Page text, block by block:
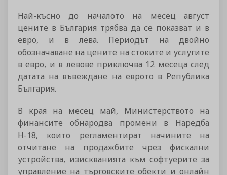
Най-късно до началото на месец август
цените в България трябва да се показват и в
евро, и в лева. Периодът на двойно
обозначаване на цените на стоките и услугите
в евро, и в левове приключва 12 месеца след
датата на въвеждане на еврото в Република
България.
В края на месец май, Министерството на
финансите обнародва промени в Наредба
Н-18, които регламентират начините на
отчитане на продажбите чрез фискални
устройства, изискванията към софтуерите за
управление на търговските обекти и онлайн